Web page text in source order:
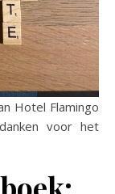
voor het